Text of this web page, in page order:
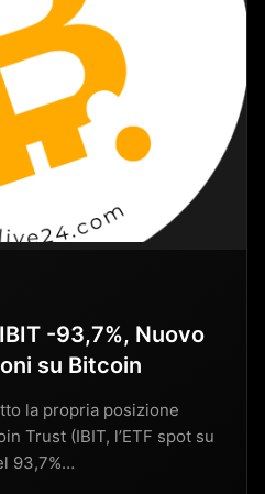
-93,7%, Nuovo
su Bitcoin
la propria posizione
Trust (IBIT, l’ETF spot su
93,7%…